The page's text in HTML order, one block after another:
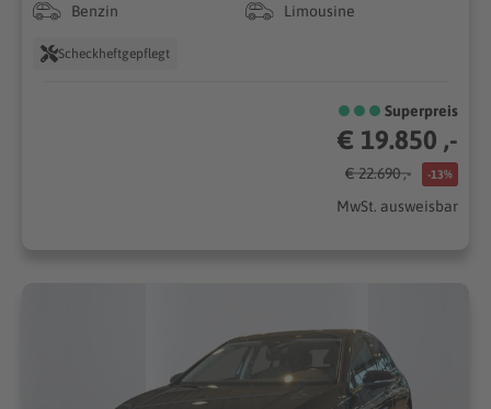
Benzin
Limousine
Scheckheftgepflegt
Superpreis
€ 19.850 ,-
€ 22.690 ,- -13%
MwSt. ausweisbar